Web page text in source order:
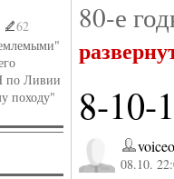
62
по Ливии
походу"
80-е
8-10-
08.10.